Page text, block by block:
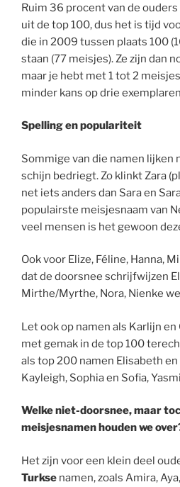
Ruim 36 procent van de
uit de top 100, dus het is tijd
die in 2009 tussen plaats 100
staan (77 meisjes). Ze zijn dan
maar je hebt met 1 tot 2
minder kans op drie
Spelling en populariteit
Sommige van die namen lijken
schijn bedriegt. Zo klinkt Zara
net iets anders dan Sara en
populairste meisjesnaam van
veel mensen is het gewoon
Ook voor Elize, Féline, Hanna,
dat de doorsnee schrijfwijzen
Mirthe/Myrthe, Nora, Nienke
Let ook op namen als Karlijn
met gemak in de top 100
als top 200 namen Elisabeth
Kayleigh, Sophia en Sofia,
Welke niet-doorsnee, maar
meisjesnamen houden we
Het zijn voor een klein deel
Turkse namen, zoals Amira,